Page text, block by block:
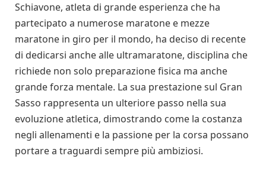
Schiavone, atleta di grande esperienza che ha
partecipato a numerose maratone e mezze
maratone in giro per il mondo, ha deciso di recente
di dedicarsi anche alle ultramaratone, disciplina che
richiede non solo preparazione fisica ma anche
grande forza mentale. La sua prestazione sul Gran
Sasso rappresenta un ulteriore passo nella sua
evoluzione atletica, dimostrando come la costanza
negli allenamenti e la passione per la corsa possano
portare a traguardi sempre più ambiziosi.